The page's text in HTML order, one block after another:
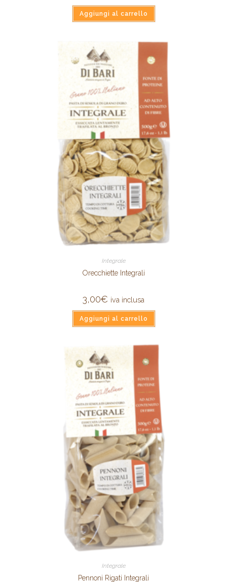
Aggiungi al carrello
Integrale
Orecchiette Integrali
3,00€ iva inclusa
Aggiungi al carrello
Integrale
Pennoni Rigati Integrali